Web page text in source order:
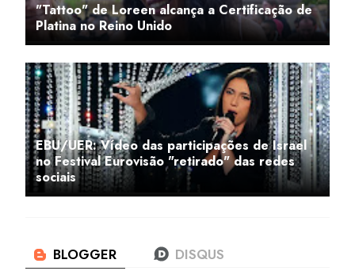
"Tattoo" de Loreen alcança a Certificação de
Platina no Reino Unido
EBU/UER: Vídeo das participações de Israel
no Festival Eurovisão "retirado" das redes
sociais